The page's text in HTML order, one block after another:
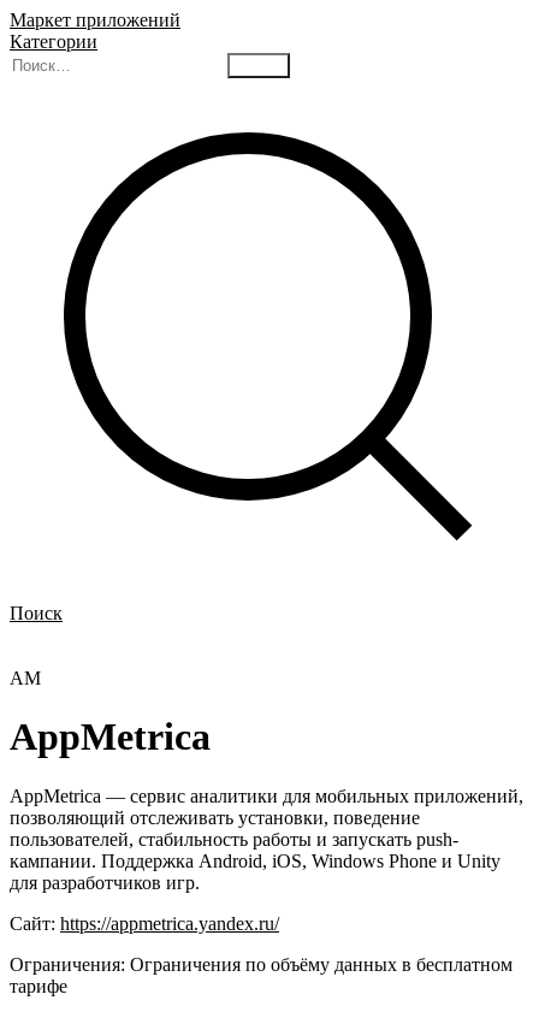
Маркет приложений
Категории
Поиск
AM
AppMetrica
AppMetrica — сервис аналитики для мобильных приложений,
позволяющий отслеживать установки, поведение
пользователей, стабильность работы и запускать push-
кампании. Поддержка Android, iOS, Windows Phone и Unity
для разработчиков игр.
Сайт: https://appmetrica.yandex.ru/
Ограничения: Ограничения по объёму данных в бесплатном
тарифе